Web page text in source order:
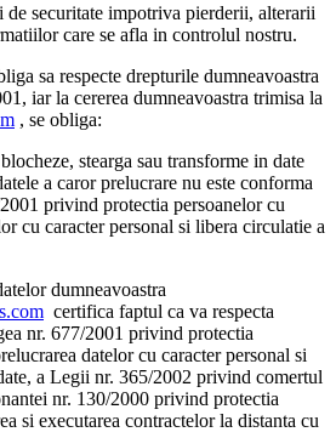
de securitate impotriva pierderii, alterarii
care se afla in controlul nostru.
sa respecte drepturile dumneavoastra
iar la cererea dumneavoastra trimisa la
, se obliga:
stearga sau transforme in date
a caror prelucrare nu este conforma
privind protectia persoanelor cu
cu caracter personal si libera circulatie a
dumneavoastra
certifica faptul ca va respecta
nr. 677/2001 privind protectia
datelor cu caracter personal si
a Legii nr. 365/2002 privind comertul
nr. 130/2000 privind protectia
si executarea contractelor la distanta cu